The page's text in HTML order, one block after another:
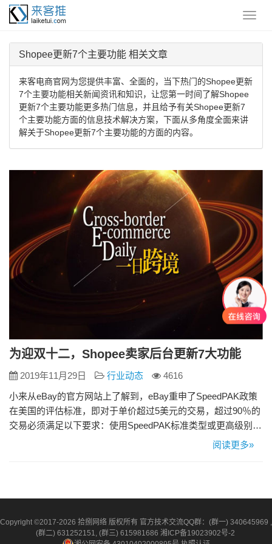
Shopee更新7个主要功能 相关文章
来客电商官网为您提供丰富、全面的，当下热门的Shopee更新
7个主要功能相关新闻资讯和知识，让您第一时间了解Shopee
更新7个主要功能更多热门信息，并且给予有关Shopee更新7
个主要功能方面的信息技术解决方案，下面从多角度全面来讲
解关于Shopee更新7个主要功能的方面的内容。
为迎双十二，Shopee卖家后台更新7大功能
2019年11月29日 行业动态
4616
小来从eBay的官方网站上了解到，eBay重申了SpeedPAK政策
在美国的评估标准，即对于单价超过5美元的交易，超过90％的
交易必须满足以下要求：使用SpeedPAK标准类型或更高级别的
物流服务；卖方提供且买家选择SpeedPAK标准物流选项或快递
阅读更多»
Copyright ©2017-2026 拾捌网络 版权所有 官方技术交流QQ群：(群一) 340645969 ,
(群二) 631252151, (群三) 615981686 湘ICP备19023902号-2